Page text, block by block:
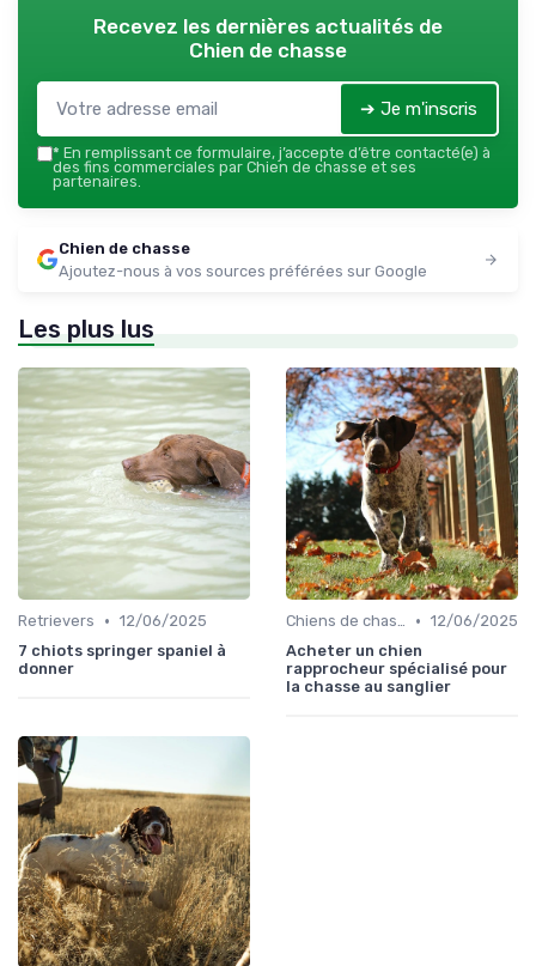
Recevez les dernières actualités de
Chien de chasse
➔ Je m'inscris
* En remplissant ce formulaire, j’accepte d’être contacté(e) à
des fins commerciales par Chien de chasse et ses
partenaires.
Chien de chasse
Ajoutez-nous à vos sources préférées sur Google
Les plus lus
Retrievers • 12/06/2025
7 chiots springer spaniel à
donner
Chiens de chasse au sanglier • 12/06/2025
Acheter un chien
rapprocheur spécialisé pour
la chasse au sanglier